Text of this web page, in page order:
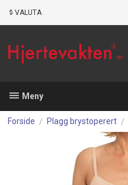
VALUTA
Meny
Forside Plagg brystoperert